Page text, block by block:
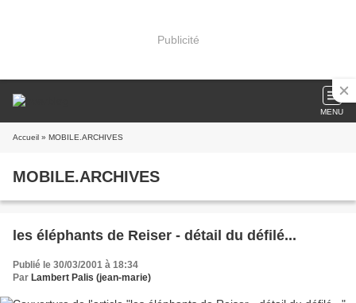
Publicité
MENU
Accueil » MOBILE.ARCHIVES
MOBILE.ARCHIVES
les éléphants de Reiser - détail du défilé...
Publié le 30/03/2001 à 18:34
Par Lambert Palis (jean-marie)